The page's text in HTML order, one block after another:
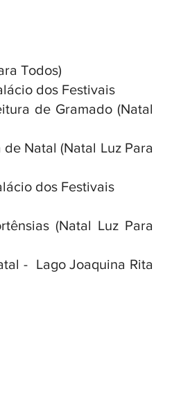
Todos)
dos Festivais
de Gramado (Natal
Natal (Natal Luz Para
dos Festivais
(Natal Luz Para
-  Lago Joaquina Rita